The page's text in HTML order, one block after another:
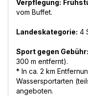
Verpflegung:
vom Buffet.
Landeskategorie: 4
Sport gegen Gebühr:
300 m entfernt).
* In ca. 2 km
Wassersportarten
angeboten.